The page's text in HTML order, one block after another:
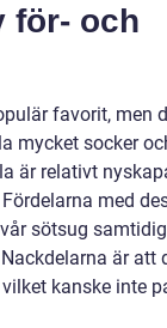
för- och
favorit, men
mycket socker
är relativt
med
sötsug
är att
kanske inte